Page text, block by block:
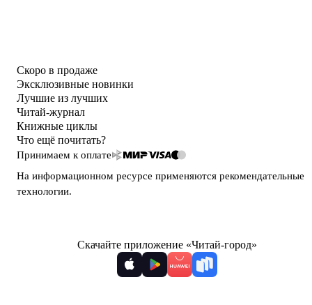
Скоро в продаже
Эксклюзивные новинки
Лучшие из лучших
Читай-журнал
Книжные циклы
Что ещё почитать?
Принимаем к оплате
На информационном ресурсе применяются рекомендательные
технологии.
Скачайте приложение «Читай-город»